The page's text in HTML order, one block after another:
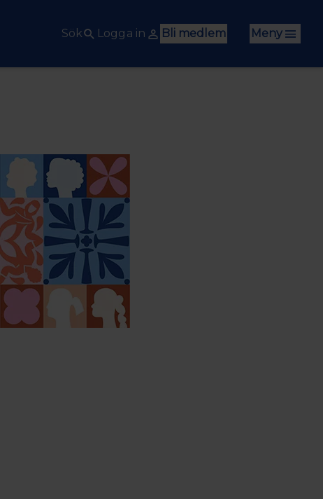
Sök
Logga in Bli medlem Meny